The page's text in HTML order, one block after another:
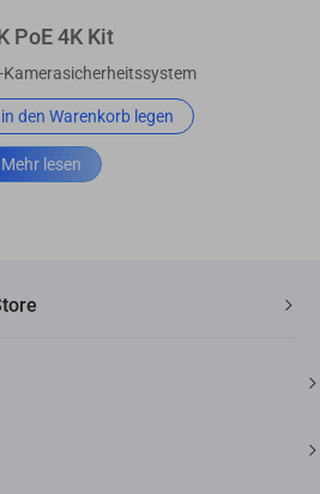
PoE 4K Kit
Kamerasicherheitssystem
in den Warenkorb legen
Mehr lesen